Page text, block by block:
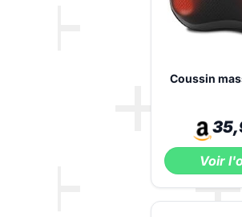
Coussin
Voir